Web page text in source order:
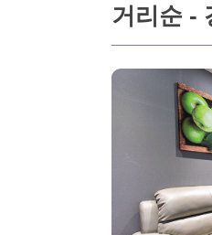
거리순 -